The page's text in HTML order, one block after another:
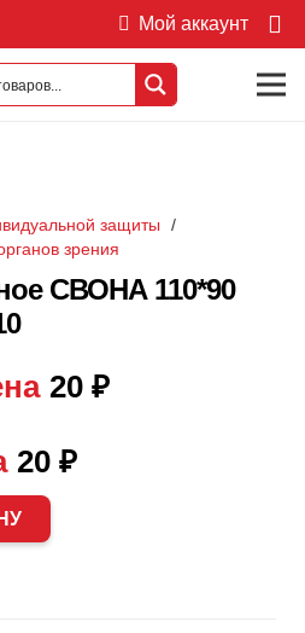
Мой аккаунт
защиты
/
зрения
СВОНА 110*90
20 ₽
20 ₽